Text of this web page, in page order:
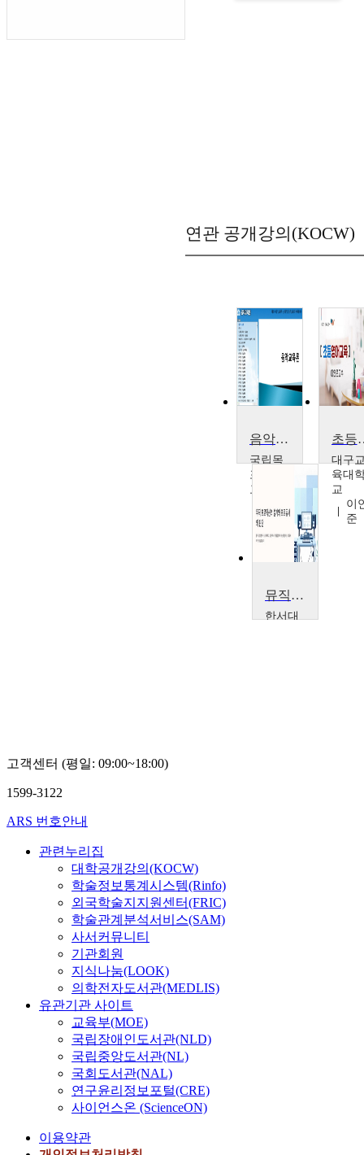
연관 공개강의(KOCW)
음악교육론
국립목
포대학
교
영
초
대구
육대
교
이
준
뮤직프로덕션 프로세스
한서대
고객센터 (평일: 09:00~18:00)
1599-3122
ARS 번호안내
관련누리집
대학공개강의(KOCW)
학술정보통계시스템(Rinfo)
외국학술지지원센터(FRIC)
학술관계분석서비스(SAM)
사서커뮤니티
기관회원
지식나눔(LOOK)
의학전자도서관(MEDLIS)
유관기관 사이트
교육부(MOE)
국립장애인도서관(NLD)
국립중앙도서관(NL)
국회도서관(NAL)
연구윤리정보포털(CRE)
사이언스온 (ScienceON)
이용약관